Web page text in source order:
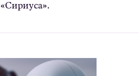
«Сириуса».